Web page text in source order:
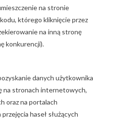
na stronie
którego kliknięcie przez
na inną stronę
konkurencji).
danych użytkownika
na stronach internetowych,
oraz na portalach
haseł służących